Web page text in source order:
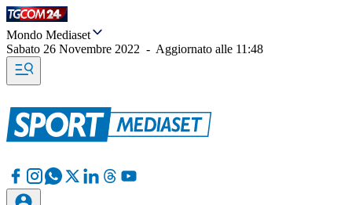
Mondo Mediaset
Sabato 26 Novembre 2022 - Aggiornato alle 11:48